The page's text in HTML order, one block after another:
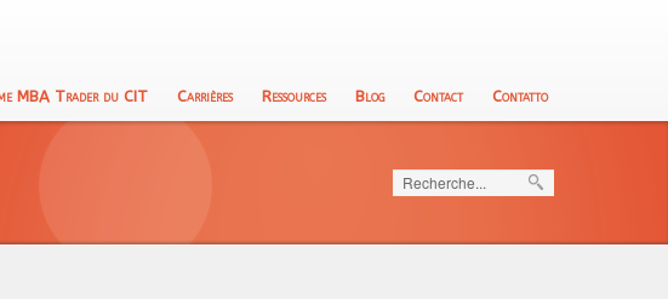
MBA Trader du CIT Carrières Ressources Blog Contact Contatto
Rechercher